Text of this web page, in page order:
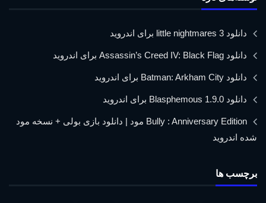
دانلود little nightmares 3 برای اندروید
دانلود Assassin’s Creed IV: Black Flag برای اندروید
دانلود Batman: Arkham City برای اندروید
دانلود Blasphemous 1.9.0 برای اندروید
Bully : Anniversary Edition مود | دانلود بازی بولی + نسخه مود
شده اندروید
برچسب ها